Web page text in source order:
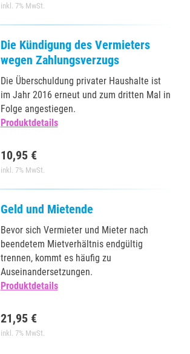
inkl. 7% MwSt.
Die Kündigung des Vermieters
wegen Zahlungsverzugs
Die Überschuldung privater Haushalte ist
im Jahr 2016 erneut und zum dritten Mal in
Folge angestiegen.
Produktdetails
10,95 €
inkl. 7% MwSt.
Geld und Mietende
Bevor sich Vermieter und Mieter nach
beendetem Mietverhältnis endgültig
trennen, kommt es häufig zu
Auseinandersetzungen.
Produktdetails
21,95 €
inkl. 7% MwSt.